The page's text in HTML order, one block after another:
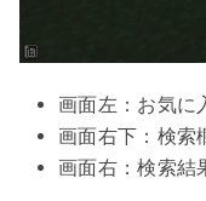
画面左：お気に
画面右下：検索
画面右：検索結